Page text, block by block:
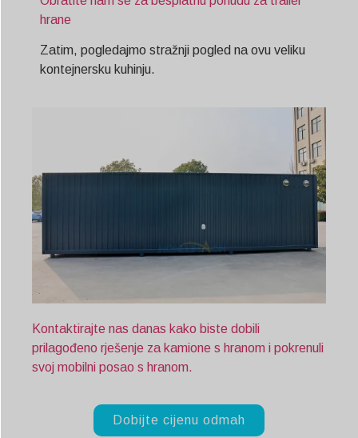
hrane
Zatim, pogledajmo stražnji pogled na ovu veliku
kontejnersku kuhinju.
Kontaktirajte nas danas kako biste dobili
prilagođeno rješenje za kamione s hranom i pokrenuli
svoj mobilni posao s hranom.
Dobijte cijenu odmah